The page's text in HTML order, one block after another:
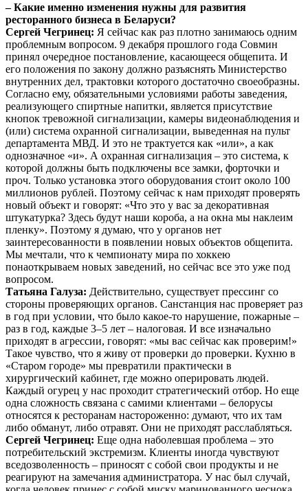
– Какие именно изменения нужны для развития
ресторанного бизнеса в Беларуси?
Сергей Чегринец: Я сейчас как раз плотно занимаюсь одним
проблемным вопросом. 9 декабря прошлого года Совмин
принял очередное постановление, касающееся общепита. И
его положения по закону должно разъяснять Министерство
внутренних дел, трактовки которого достаточно своеобразны.
Согласно ему, обязательными условиями работы заведения,
реализующего спиртные напитки, является присутствие
кнопок тревожной сигнализации, камеры видеонаблюдения и
(или) система охранной сигнализации, выведенная на пульт
департамента МВД. И это не трактуется как «или», а как
однозначное «и». А охранная сигнализация – это система, к
которой должны быть подключены все замки, форточки и
проч. Только установка этого оборудования стоит около 100
миллионов рублей. Поэтому сейчас к нам приходят проверять
новый объект и говорят: «Что это у вас за декоративная
штукатурка? Здесь будут наши короба, а на окна мы наклеим
пленку». Поэтому я думаю, что у органов нет
заинтересованности в появлении новых объектов общепита.
Мы мечтали, что к чемпионату мира по хоккею
понаоткрываем новых заведений, но сейчас все это уже под
вопросом.
Татьяна Галуза: Действительно, существует прессинг со
стороны проверяющих органов. Санстанция нас проверяет раз
в год при условии, что было какое-то нарушение, пожарные –
раз в год, каждые 3–5 лет – налоговая. И все изначально
приходят в агрессии, говорят: «мы вас сейчас как проверим!»
Такое чувство, что я живу от проверки до проверки. Кухню в
«Старом городе» мы превратили практически в
хирургический кабинет, где можно оперировать людей.
Каждый огурец у нас проходит стратегический отбор. Но еще
одна сложность связана с самими клиентами – белорусы
относятся к ресторанам настороженно: думают, что их там
либо обманут, либо отравят. Они не приходят расслабляться.
Сергей Чегринец: Еще одна наболевшая проблема – это
потребительский экстремизм. Клиенты иногда чувствуют
вседозволенность – приносят с собой свои продукты и не
реагируют на замечания администратора. У нас был случай,